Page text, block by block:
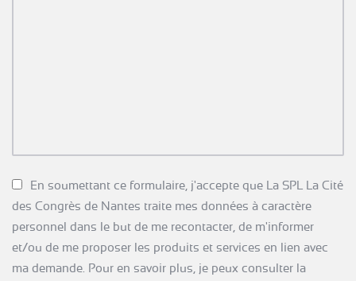
*
En soumettant ce formulaire, j'accepte que La SPL La Cité
des Congrès de Nantes traite mes données à caractère
personnel dans le but de me recontacter, de m'informer
et/ou de me proposer les produits et services en lien avec
ma demande. Pour en savoir plus, je peux consulter la